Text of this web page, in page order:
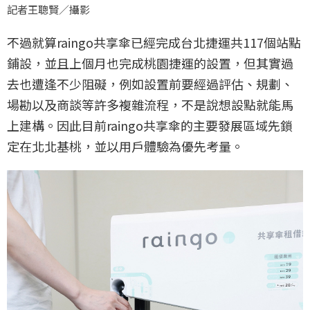
記者王聰賢／攝影
不過就算raingo共享傘已經完成台北捷運共117個站點
鋪設，並且上個月也完成桃園捷運的設置，但其實過
去也遭逢不少阻礙，例如設置前要經過評估、規劃、
場勘以及商談等許多複雜流程，不是說想設點就能馬
上建構。因此目前raingo共享傘的主要發展區域先鎖
定在北北基桃，並以用戶體驗為優先考量。